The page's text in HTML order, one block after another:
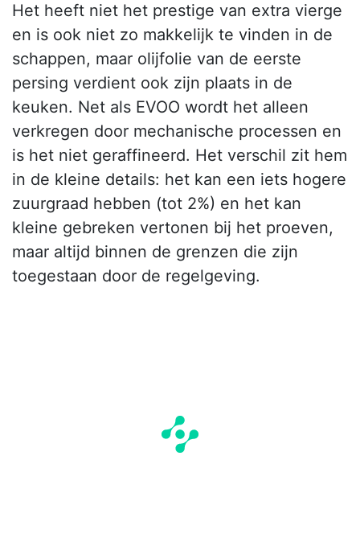
Het heeft niet het prestige van extra vierge
en is ook niet zo makkelijk te vinden in de
schappen, maar olijfolie van de eerste
persing verdient ook zijn plaats in de
keuken. Net als EVOO wordt het alleen
verkregen door mechanische processen en
is het niet geraffineerd. Het verschil zit hem
in de kleine details: het kan een iets hogere
zuurgraad hebben (tot 2%) en het kan
kleine gebreken vertonen bij het proeven,
maar altijd binnen de grenzen die zijn
toegestaan door de regelgeving.